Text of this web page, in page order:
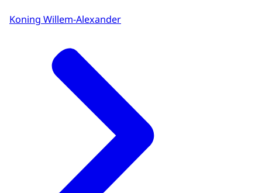
Koning Willem-Alexander